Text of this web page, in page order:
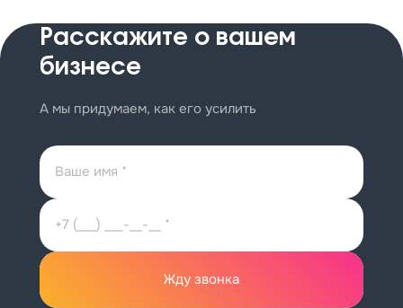
Расскажите о вашем
бизнесе
А мы придумаем, как его усилить
Жду звонка